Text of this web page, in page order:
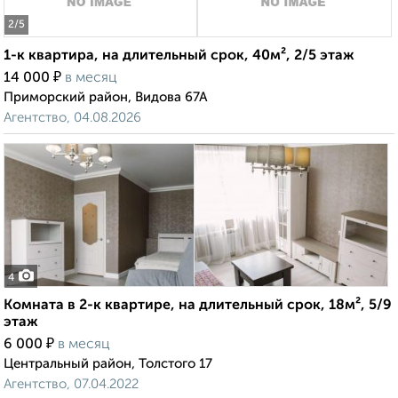
2/5
1-к квартира, на длительный срок, 40м², 2/5 этаж
14 000 ₽ в месяц
Приморский район, Видова 67А
Агентство, 04.08.2026
4
Комната в 2-к квартире, на длительный срок, 18м², 5/9
этаж
6 000 ₽ в месяц
Центральный район, Толстого 17
Агентство, 07.04.2022